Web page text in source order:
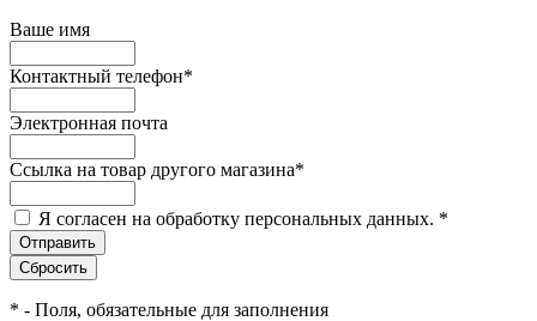
Ваше имя
Контактный телефон*
Электронная почта
Ссылка на товар другого магазина*
Я согласен на обработку персональных данных. *
* - Поля, обязательные для заполнения